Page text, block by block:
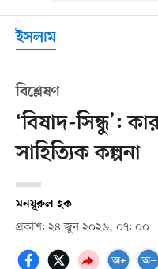
ইসলাম
বিশ্লেষণ
‘বিষাদ-সিন্ধু’:
সাহিত্যিক কল্পনা
মনযূরুল হক
প্রকাশ: ২৪ জুন ২০২৬, ০৭: ০০